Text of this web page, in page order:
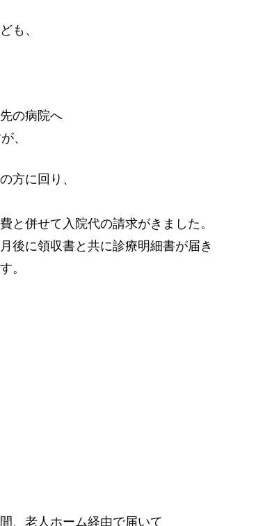
も、
の病院へ
、
方に回り、
と併せて入院代の請求がきました。
後に領収書と共に診療明細書が届き
。
、老人ホーム経由で届いて